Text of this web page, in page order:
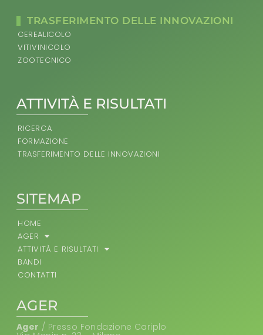
AGER
Ager / Presso Fondazione Cariplo
ATTIVITÀ E RISULTATI
RICERCA
FORMAZIONE
TRASFERIMENTO DELLE INNOVAZIONI
SITEMAP
HOME
AGER
ATTIVITÀ E RISULTATI
BANDI
CONTATTI
TRASFERIMENTO DELLE INNOVAZIONI
CEREALICOLO
VITIVINICOLO
ZOOTECNICO